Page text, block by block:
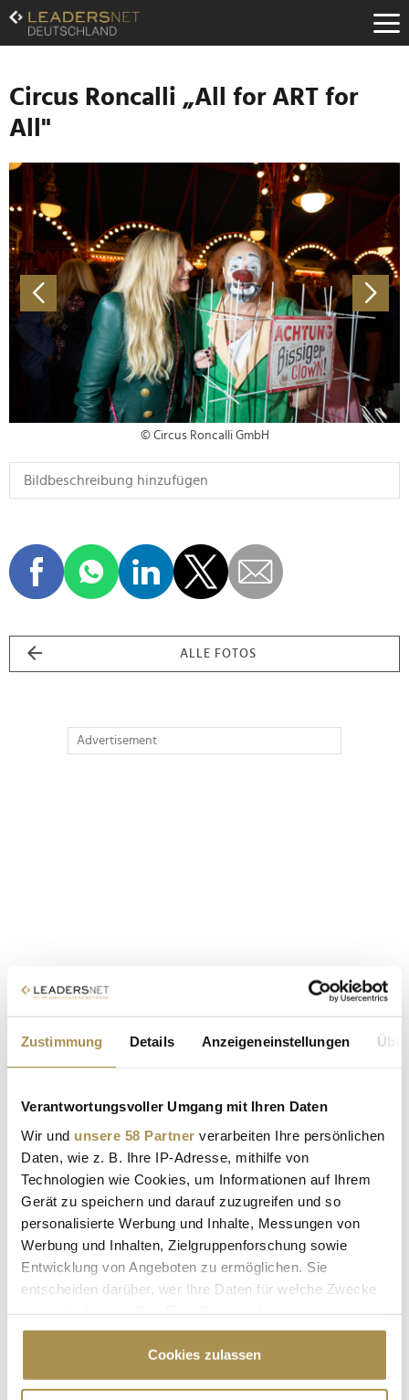
Zustimmung Details Anzeigeneinstellungen
Verantwortungsvoller Umgang mit Ihren Daten
Wir und unsere 58 Partner verarbeiten Ihre persönlichen
Daten, wie z. B. Ihre IP-Adresse, mithilfe von
Technologien wie Cookies, um Informationen auf Ihrem
Gerät zu speichern und darauf zuzugreifen und so
personalisierte Werbung und Inhalte, Messungen von
Werbung und Inhalten, Zielgruppenforschung sowie
Entwicklung von Angeboten zu ermöglichen. Sie
entscheiden darüber, wer Ihre Daten für welche Zwecke
Cookie-Erklärung oder durch Klicken auf das Privacy
Trigger Symbol ändern oder widerrufen
Cookies zulassen
Zum
Inhalt
Zur
Navigation
Zur
Hauptnavigation
Circus Roncalli „All for ART for
All"
© Circus Roncalli GmbH
ALLE FOTOS
Advertisement